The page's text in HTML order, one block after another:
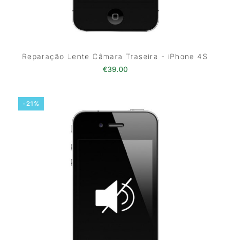
Reparação Lente Câmara Traseira - iPhone 4S
€39.00
-21%